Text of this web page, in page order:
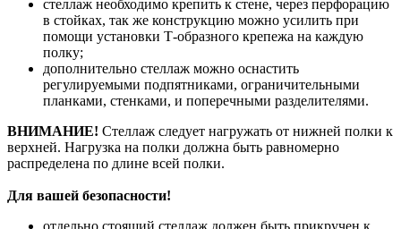
стеллаж необходимо крепить к стене, через перфорацию
в стойках, так же конструкцию можно усилить при
помощи установки Т-образного крепежа на каждую
полку;
дополнительно стеллаж можно оснастить
регулируемыми подпятниками, ограничительными
планками, стенками, и поперечными разделителями.
ВНИМАНИЕ! Стеллаж следует нагружать от нижней полки к
верхней. Нагрузка на полки должна быть равномерно
распределена по длине всей полки.
Для вашей безопасности!
отдельно стоящий стеллаж должен быть прикручен к